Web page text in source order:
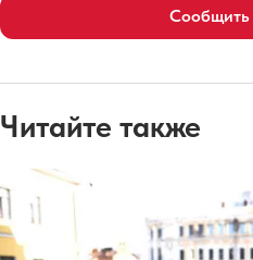
Сообщить
Читайте также